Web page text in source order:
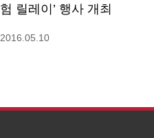
험 릴레이’ 행사 개최
2016.05.10